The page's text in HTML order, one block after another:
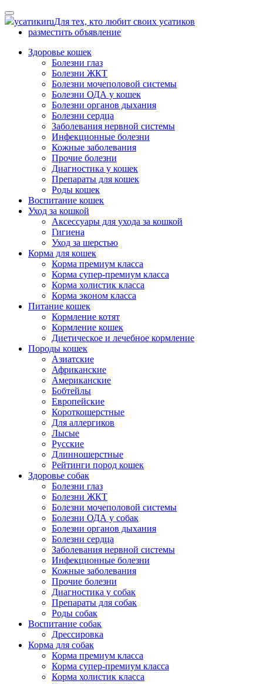
Skip
to
content
усатикиruДля тех, кто любит своих усатиков
разместить объявление
Здоровье кошек
Болезни глаз
Болезни ЖКТ
Болезни мочеполовой системы
Болезни ОДА у кошек
Болезни органов дыхания
Болезни сердца
Заболевания нервной системы
Инфекционные болезни
Кожные заболевания
Прочие болезни
Диагностика у кошек
Препараты для кошек
Роды кошек
Воспитание кошек
Уход за кошкой
Аксессуары для ухода за кошкой
Гигиена
Уход за шерстью
Корма для кошек
Корма премиум класса
Корма супер-премиум класса
Корма холистик класса
Корма эконом класса
Питание кошек
Кормление котят
Кормление кошек
Диетическое и лечебное кормление
Породы кошек
Азиатские
Африканские
Американские
Бобтейлы
Европейские
Короткошерстные
Для аллергиков
Лысые
Русские
Длинношерстные
Рейтинги пород кошек
Здоровье собак
Болезни глаз
Болезни ЖКТ
Болезни мочеполовой системы
Болезни ОДА у собак
Болезни органов дыхания
Болезни сердца
Заболевания нервной системы
Инфекционные болезни
Кожные заболевания
Прочие болезни
Диагностика у собак
Препараты для собак
Роды собак
Воспитание собак
Дрессировка
Корма для собак
Корма премиум класса
Корма супер-премиум класса
Корма холистик класса